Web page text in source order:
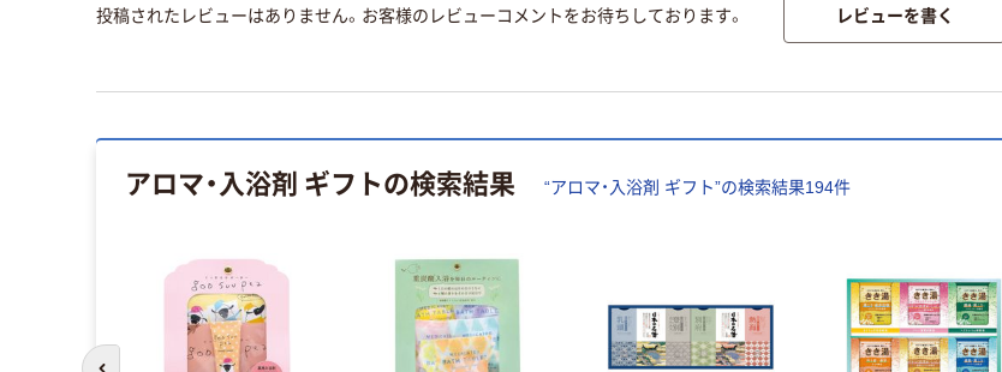
投稿されたレビューはありません。お客様のレビューコメントをお待ちしております。 レビューを書く
アロマ・入浴剤 ギフトの検索結果 “アロマ・入浴剤 ギフト”の検索結果194件